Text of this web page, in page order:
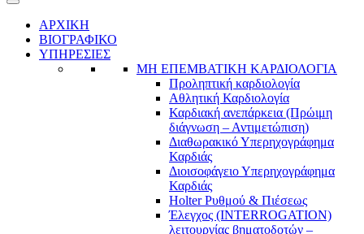
ΑΡΧΙΚΗ
ΒΙΟΓΡΑΦΙΚΟ
ΥΠΗΡΕΣΙΕΣ
ΜΗ ΕΠΕΜΒΑΤΙΚΗ ΚΑΡΔΙΟΛΟΓΙΑ
Προληπτική καρδιολογία
Αθλητική Καρδιολογία
Καρδιακή ανεπάρκεια (Πρώιμη
διάγνωση – Αντιμετώπιση)
Διαθωρακικό Υπερηχογράφημα
Καρδιάς
Διοισοφάγειο Υπερηχογράφημα
Καρδιάς
Holter Ρυθμού & Πιέσεως
Έλεγχος (INTERROGATION)
λειτουργίας βηματοδοτών –